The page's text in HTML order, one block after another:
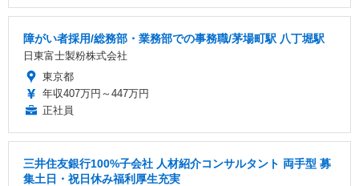
障がい者採用/総務部・業務部での事務職/茅場町駅 八丁堀駅
日東富士製粉株式会社
東京都
年収407万円～447万円
正社員
三井住友銀行100%子会社 人材紹介コンサルタント 両手型 募
集土日・祝日休み福利厚生充実